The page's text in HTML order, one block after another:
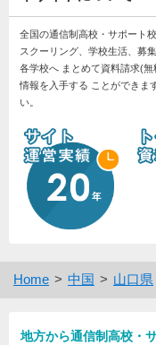
全国の通信制高校・サポート
スクーリング、学校生活、募
各学校へ まとめて資料請求(
情報を入手する ことができま
い。
Home 中国 山口県
地方から通信制高校・